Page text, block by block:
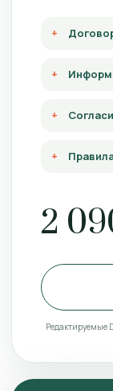
2
Редактируемые